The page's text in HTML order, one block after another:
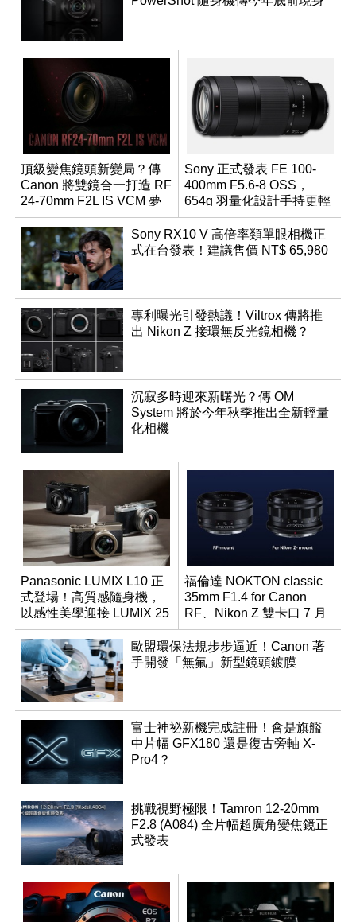
頂級變焦鏡頭新變局？傳
Canon 將雙鏡合一打造 RF
24-70mm F2L IS VCM 夢
幻規格
Sony 正式發表 FE 100-
400mm F5.6-8 OSS，
654g 羽量化設計手持更輕
鬆
Sony RX10 V 高倍率類單眼相機正
式在台發表！建議售價 NT$ 65,980
專利曝光引發熱議！Viltrox 傳將推
出 Nikon Z 接環無反光鏡相機？
沉寂多時迎來新曙光？傳 OM
System 將於今年秋季推出全新輕量
化相機
Panasonic LUMIX L10 正
式登場！高質感隨身機，
以感性美學迎接 LUMIX 25
週年
福倫達 NOKTON classic
35mm F1.4 for Canon
RF、Nikon Z 雙卡口 7 月
同步登台
歐盟環保法規步步逼近！Canon 著
手開發「無氟」新型鏡頭鍍膜
富士神祕新機完成註冊！會是旗艦
中片幅 GFX180 還是復古旁軸 X-
Pro4？
挑戰視野極限！Tamron 12-20mm
F2.8 (A084) 全片幅超廣角變焦鏡正
式發表